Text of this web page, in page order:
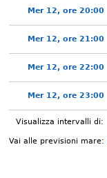
Mer 12, ore 20:00
Mer 12, ore 21:00
Mer 12, ore 22:00
Mer 12, ore 23:00
Visualizza intervalli di:
Vai alle previsioni mare: